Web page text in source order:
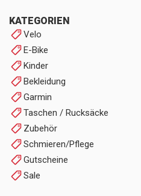
KATEGORIEN
Velo
E-Bike
Kinder
Bekleidung
Garmin
Taschen / Rucksäcke
Zubehör
Schmieren/Pflege
Gutscheine
Sale